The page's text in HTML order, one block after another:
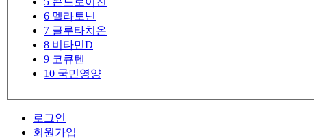
6 멜라토닌
7 글루타치온
8 비타민D
9 코큐텐
10 국민영양
로그인
회원가입